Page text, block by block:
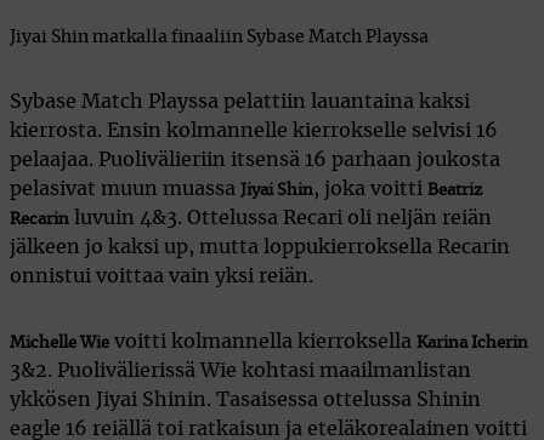
Jiyai Shin matkalla finaaliin Sybase Match Playssa
Sybase Match Playssa pelattiin lauantaina kaksi
kierrosta. Ensin kolmannelle kierrokselle selvisi 16
pelaajaa. Puolivälieriin itsensä 16 parhaan joukosta
pelasivat muun muassa Jiyai Shin, joka voitti Beatriz
Recarin
luvuin 4&3. Ottelussa Recari oli neljän reiän
jälkeen jo kaksi up, mutta loppukierroksella Recarin
onnistui voittaa vain yksi reiän.
Michelle Wie voitti kolmannella kierroksella Karina Icherin
3&2. Puolivälierissä Wie kohtasi maailmanlistan
ykkösen Jiyai Shinin. Tasaisessa ottelussa Shinin
eagle 16 reiällä toi ratkaisun ja eteläkorealainen voitti